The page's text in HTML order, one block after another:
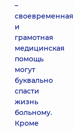
–
своевременная
и
грамотная
медицинская
помощь
могут
буквально
спасти
жизнь
больному.
Кроме